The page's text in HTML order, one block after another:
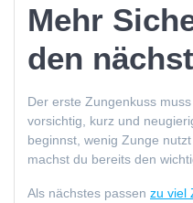
Mehr
den
Der erste Zungenkuss
vorsichtig, kurz und
beginnst, wenig Zunge
machst du bereits den
Als nächstes passen zu viel